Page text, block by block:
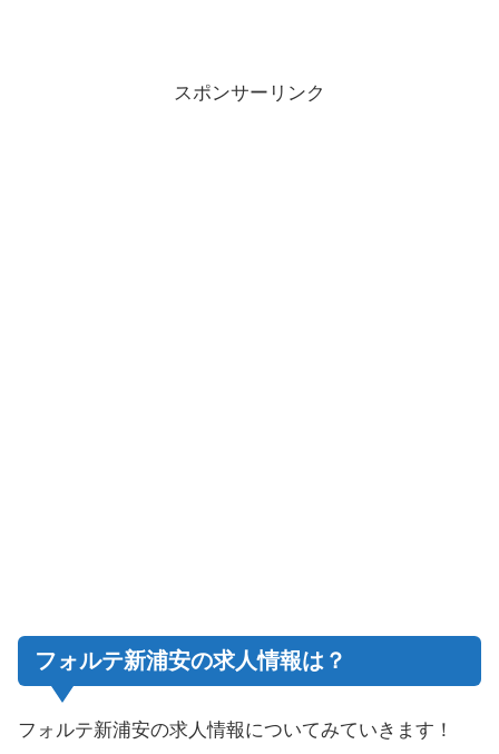
スポンサーリンク
フォルテ新浦安の求人情報は？
フォルテ新浦安の求人情報についてみていきます！